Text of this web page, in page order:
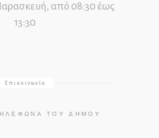
από 08:30 έως
13:30
Επικοινωνία
ΤΟΥ ΔΉΜΟΥ